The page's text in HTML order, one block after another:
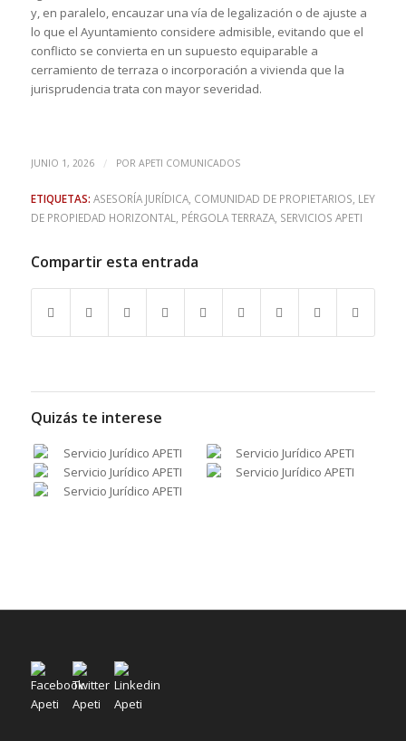
y, en paralelo, encauzar una vía de legalización o de ajuste a
lo que el Ayuntamiento considere admisible, evitando que el
conflicto se convierta en un supuesto equiparable a
cerramiento de terraza o incorporación a vivienda que la
jurisprudencia trata con mayor severidad.
JUNIO 1, 2026 / POR APETI COMUNICADOS
ETIQUETAS: ASESORÍA JURÍDICA, COMUNIDAD DE PROPIETARIOS LEY
DE PROPIEDAD HORIZONTAL
PÉRGOLA TERRAZA, SERVICIOS APETI
Compartir esta entrada
Quizás te interese